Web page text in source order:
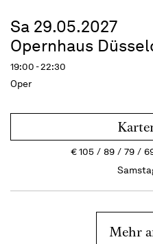
Sa 29.05.2027
Opernhaus
19:00 - 22:30
Oper
€105 89 79
Mehr